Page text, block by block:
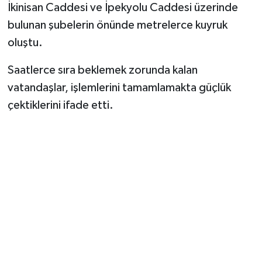
İkinisan Caddesi ve İpekyolu Caddesi üzerinde
bulunan şubelerin önünde metrelerce kuyruk
oluştu.
Saatlerce sıra beklemek zorunda kalan
vatandaşlar, işlemlerini tamamlamakta güçlük
çektiklerini ifade etti.